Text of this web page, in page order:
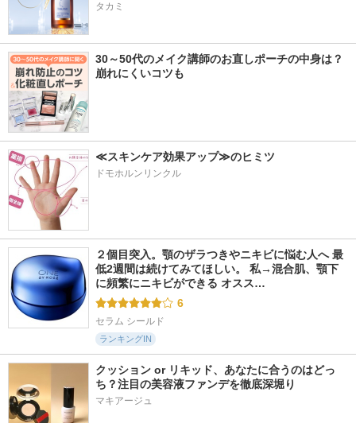
タカミ
30～50代のメイク講師のお直しポーチの中身は？
崩れにくいコツも
≪スキンケア効果アップ≫のヒミツ
ドモホルンリンクル
２個目突入。顎のザラつきやニキビに悩む人へ 最
低2週間は続けてみてほしい。 私→混合肌、顎下
に頻繁にニキビができる オスス…
6
セラム シールド
ランキングIN
クッション or リキッド、あなたに合うのはどっ
ち？注目の美容液ファンデを徹底深堀り
マキアージュ